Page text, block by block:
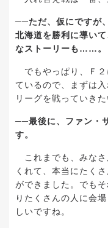
──ただ、仮にですが
北海道を勝利に導い
なストーリーも……。
でもやっぱり、Ｆ２
ているので、まずは
リーグを戦っていきた
──最後に、ファン・
す。
これまでも、みなさ
くれて、本当にたく
ができました。でも
りたくさんの人に会
しいですね。